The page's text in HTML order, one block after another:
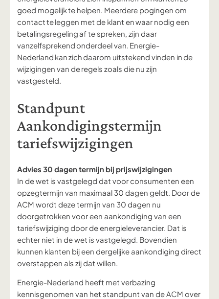
goed mogelijk te helpen. Meerdere pogingen om
contact te leggen met de klant en waar nodig een
betalingsregeling af te spreken, zijn daar
vanzelfsprekend onderdeel van. Energie-
Nederland kan zich daarom uitstekend vinden in de
wijzigingen van de regels zoals die nu zijn
vastgesteld.
Standpunt
Aankondigingstermijn
tariefswijzigingen
Advies 30 dagen termijn bij prijswijzigingen
In de wet is vastgelegd dat voor consumenten een
opzegtermijn van maximaal 30 dagen geldt. Door de
ACM wordt deze termijn van 30 dagen nu
doorgetrokken voor een aankondiging van een
tariefswijziging door de energieleverancier. Dat is
echter niet in de wet is vastgelegd. Bovendien
kunnen klanten bij een dergelijke aankondiging direct
overstappen als zij dat willen.
Energie-Nederland heeft met verbazing
kennisgenomen van het standpunt van de ACM over